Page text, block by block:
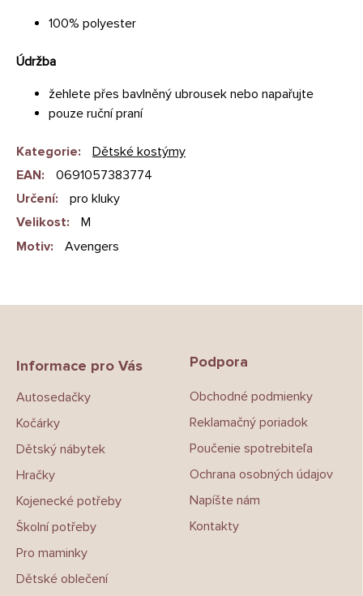
100% polyester
Údržba
žehlete přes bavlněný ubrousek nebo napařujte
pouze ruční praní
Kategorie:
Dětské kostýmy
EAN:
0691057383774
Určení:
pro kluky
Velikost:
M
Motiv: Avengers
Informace pro Vás
Autosedačky
Kočárky
Dětský nábytek
Hračky
Kojenecké potřeby
Školní potřeby
Pro maminky
Dětské oblečení
Podpora
Obchodné podmienky
Reklamačný poriadok
Poučenie spotrebiteľa
Ochrana osobných údajov
Napíšte nám
Kontakty